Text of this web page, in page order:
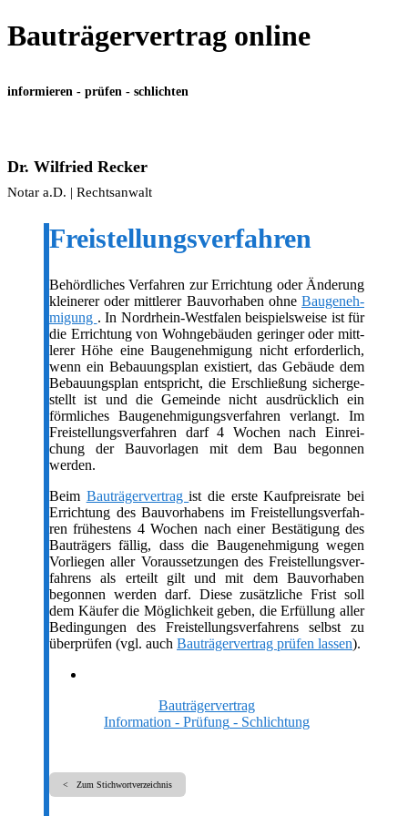
Bauträgervertrag online
informieren - prüfen - schlichten
Dr. Wil­fried Recker
Notar a.D. | Rechtsanwalt
Frei­stel­lungs­ver­fah­ren
Behörd­li­ches Ver­fah­ren zur Errich­tung oder Ände­rung
klei­ne­rer oder mitt­le­rer Bau­vor­ha­ben ohne Bau­ge­neh­
mi­gung . In Nord­rhein-West­fa­len bei­spiels­wei­se ist für
die Errich­tung von Wohn­ge­bäu­den gerin­ger oder mitt­
le­rer Höhe eine Bau­ge­neh­mi­gung nicht erfor­der­lich,
wenn ein Bebau­ungs­plan exis­tiert, das Gebäu­de dem
Bebau­ungs­plan ent­spricht, die Erschlie­ßung sicher­ge­
stellt ist und die Gemein­de nicht aus­drück­lich ein
förm­li­ches Bau­ge­neh­mi­gungs­ver­fah­ren ver­langt. Im
Frei­stel­lungs­ver­fah­ren darf 4 Wochen nach Ein­rei­
chung der Bau­vor­la­gen mit dem Bau begon­nen
werden.
Beim Bau­trä­ger­ver­tragist die ers­te Kauf­preis­ra­te bei
Errich­tung des Bau­vor­ha­bens im Frei­stel­lungs­ver­fah­
ren frü­hes­tens 4 Wochen nach einer Bestä­ti­gung des
Bau­trä­gers fäl­lig, dass die Bau­ge­neh­mi­gung wegen
Vor­lie­gen aller Vor­aus­set­zun­gen des Frei­stel­lungs­ver­
fah­rens als erteilt gilt und mit dem Bau­vor­ha­ben
begon­nen wer­den darf. Die­se zusätz­li­che Frist soll
dem Käu­fer die Mög­lich­keit geben, die Erfül­lung aller
Bedin­gun­gen des Frei­stel­lungs­ver­fah­rens selbst zu
über­prü­fen (vgl. auch Bau­trä­ger­ver­trag prü­fen las­sen).
Bauträgervertrag
Information - Prüfung - Schlichtung
< Zum Stichwortverzeichnis